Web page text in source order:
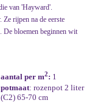
van 'Hayward'.
rijpen na de eerste
De bloemen beginnen wit
aantal per m2: 1
potmaat: rozenpot 2 liter
(C2) 65-70 cm